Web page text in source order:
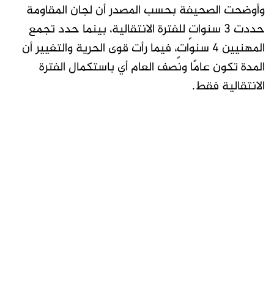
وأوضحت الصحيفة بحسب المصدر أن لجان المقاومة
حددت 3 سنواتٍ للفترة الانتقالية، بينما حدد تجمع
المهنيين 4 سنواتٍ، فيما رأت قوى الحرية والتغيير أن
المدة تكون عامًا ونصف العام أي باستكمال الفترة
الانتقالية فقط.